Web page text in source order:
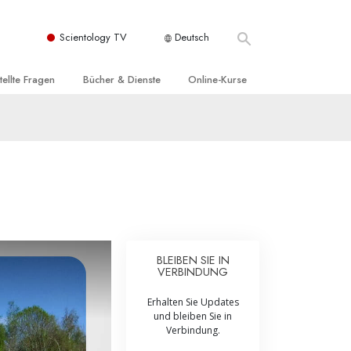
Scientology TV Deutsch
Fragen
der Scientology
Bücher & Dienste
Dienste
Online-Kurse
Beistände bei Krankheiten und
Verletzungen
Ehe
BLEIBEN SIE IN
VERBINDUNG
Erhalten Sie Updates
und bleiben Sie in
Verbindung.